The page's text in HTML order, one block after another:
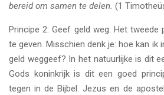
bereid om samen te delen. (1
Principe 2: Geef geld weg. Het tweede
te geven. Misschien denk je: hoe kan ik
geld weggeef? In het natuurlijke is dit
Gods koninkrijk is dit een goed
tegen in de Bijbel. Jezus en de